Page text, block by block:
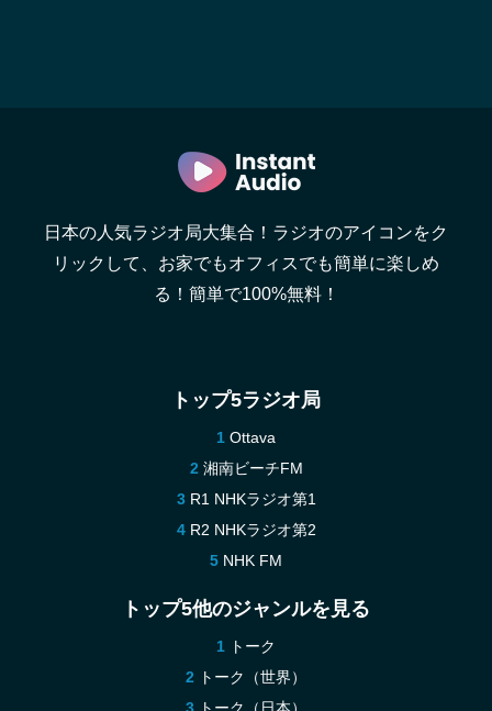
日本の人気ラジオ局大集合！ラジオのアイコンをク
リックして、お家でもオフィスでも簡単に楽しめ
る！簡単で100%無料！
トップ5ラジオ局
Ottava
湘南ビーチFM
R1 NHKラジオ第1
R2 NHKラジオ第2
NHK FM
トップ5他のジャンルを見る
トーク
トーク（世界）